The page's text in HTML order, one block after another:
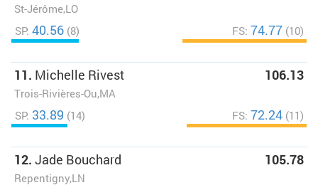
St-Jérôme,LO
SP: 40.56 (8) FS: 74.77 (10)
11. Michelle Rivest
Trois-Rivières-Ou,MA
106.13
SP: 33.89 (14) FS: 72.24 (11)
12. Jade Bouchard
Repentigny,LN
105.78